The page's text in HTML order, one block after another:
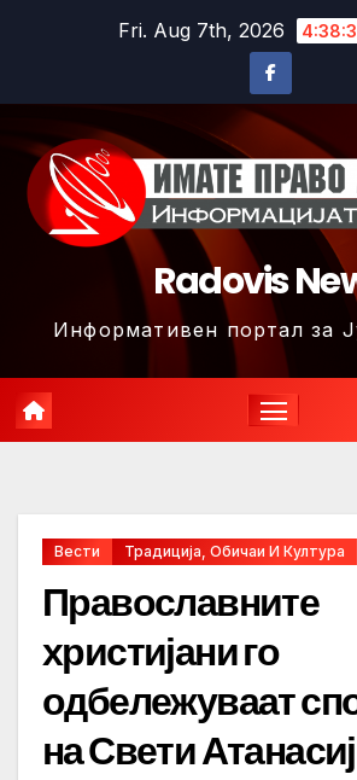
Fri. Aug 7th, 2026
Radovis
Информативен портал за
Вести Традиција, Обичаи И Култура
Православните
христијани го
одбележуваат
на Свети